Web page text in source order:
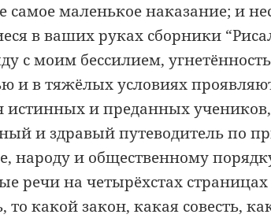
самое маленькое наказание; и
в ваших руках сборники
с моим бессилием,
и в тяжёлых условиях
истинных и преданных
и здравый путеводитель по
народу и общественному
речи на четырёхстах
то какой закон, какая совесть,